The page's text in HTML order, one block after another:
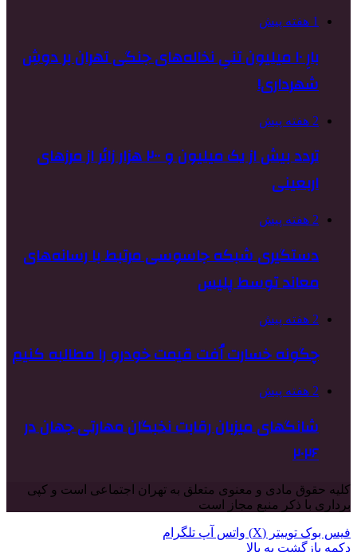
1 هفته پیش
بارِ ۱۰ میلیون تنیِ نخاله‌های جنگی تهران بر دوشِ
شهرداری!
2 هفته پیش
تردد بیش از یک میلیون و ۲۰۰ هزار زائر از مرزهای
اربعینی
2 هفته پیش
دستگیری شبکه جاسوسی مرتبط با رسانه‌های
معاند توسط پلیس
2 هفته پیش
چگونه خسارت اُفت قیمت خودرو را مطالبه کنیم
2 هفته پیش
شانگهای میزبان رقابت نخبگان مهارتی جهان در
۲۰۲۶
کلیه حقوق مادی و معنوی متعلق به تهران اجتماعی است و کپی
برداری با ذکر منبع مجاز است
فیس بوک توییتر (X) واتس آپ تلگرام
دکمه بازگشت به بالا